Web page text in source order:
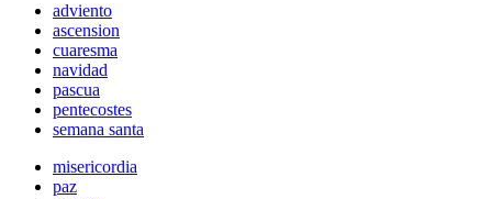
adviento
ascension
cuaresma
navidad
pascua
pentecostes
semana santa
misericordia
paz